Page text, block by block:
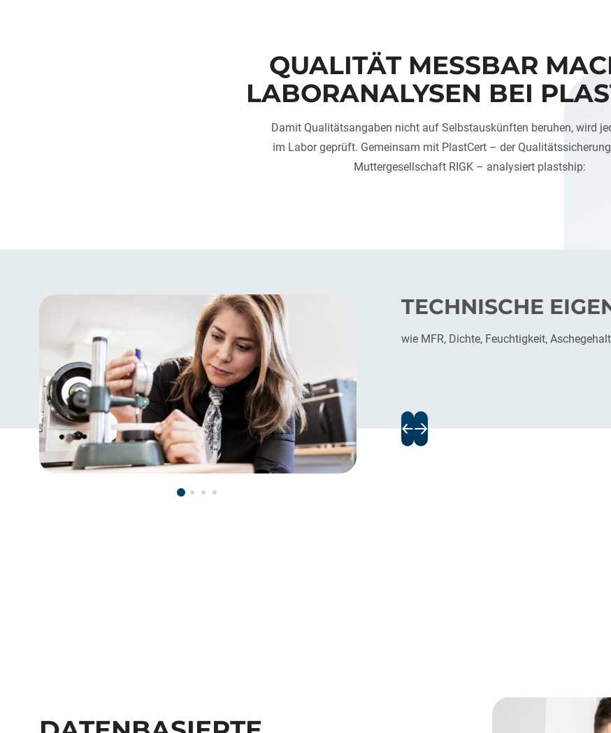
QUALITÄT MESSBAR
LABORANALYSEN BEI
Damit Qualitätsangaben nicht auf Selbstauskünften beruhen, wird
im Labor geprüft. Gemeinsam mit PlastCert – der
Muttergesellschaft RIGK – analysiert plastship:
TECHNISCHE
wie MFR, Dichte, Feuchtigkeit,